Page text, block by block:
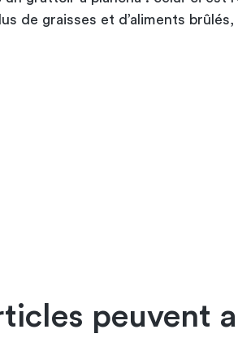
de graisses et d’aliments
peuvent